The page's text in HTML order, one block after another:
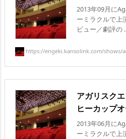
2013年09月に
ーミラクルで上
ビュー／劇評の
https://engeki.kansolink.com/shows/
アガリスク
ヒーカップ
2013年06月に
ーミラクルで上